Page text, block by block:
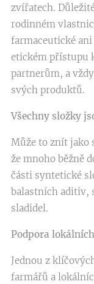
zvířatech.
rodinném
farmaceutické
etickém přístupu
partnerům, a
svých produktů.
Všechny složky
Může to znít jako
že mnoho běžně
části syntetické
balastních aditiv,
sladidel.
Podpora
Jednou z
farmářů a